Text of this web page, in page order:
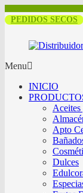
PEDIDOS SECOS
Menu
INICIO
Apto
Dulces